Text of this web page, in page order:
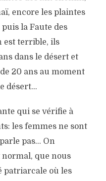
encore les plaintes
la Faute des
est terrible, ils
dans le désert et
20 ans au moment
désert…
qui se vérifie à
les femmes ne sont
pas… On
normal, que nous
patriarcale où les